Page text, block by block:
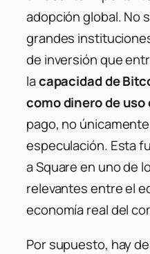
adopción global. No
grandes
de inversión que
lacapacidad de
como dinero de
pago, no
especulación. Esta
a Square en uno de
relevantes entre el
economía real del
Por supuesto, hay